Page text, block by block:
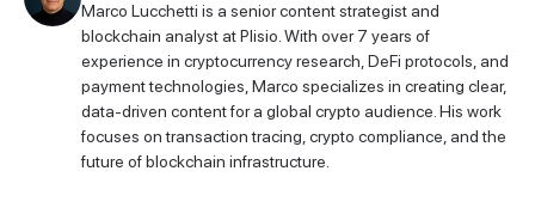
Marco Lucchetti is a senior content strategist and
blockchain analyst at Plisio. With over 7 years of
experience in cryptocurrency research, DeFi protocols, and
payment technologies, Marco specializes in creating clear,
data-driven content for a global crypto audience. His work
focuses on transaction tracing, crypto compliance, and the
future of blockchain infrastructure.